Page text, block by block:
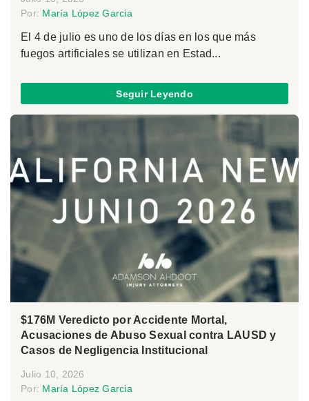
Por: María López Garcia
El 4 de julio es uno de los días en los que más
fuegos artificiales se utilizan en Estad...
Seguir Leyendo
$176M Veredicto por Accidente Mortal,
Acusaciones de Abuso Sexual contra LAUSD y
Casos de Negligencia Institucional
Julio 10, 2026
Por: María López Garcia